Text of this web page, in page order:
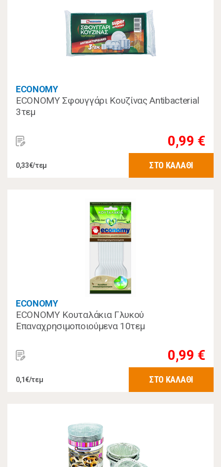
ECONOMY
ECONOMY Σφουγγάρι Κουζίνας Antibacterial
3τεμ
0,99 €
0,33€/τεμ ΣΤΟ ΚΑΛΑΘΙ
ECONOMY
ECONOMY Κουταλάκια Γλυκού
Επαναχρησιμοποιούμενα 10τεμ
0,99 €
0,1€/τεμ ΣΤΟ ΚΑΛΑΘΙ